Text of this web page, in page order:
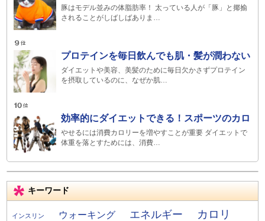
豚はモデル並みの体脂肪率！ 太っている人が「豚」と揶揄
されることがしばしばありま…
プロテインを毎日飲んでも肌・髪が潤わない
ダイエットや美容、美髪のために毎日欠かさずプロテイン
を摂取しているのに、なぜか肌…
効率的にダイエットできる！スポーツのカロ
やせるには消費カロリーを増やすことが重要 ダイエットで
体重を落とすためには、消費…
キーワード
インスリン ウォーキング エネルギー
カロリ